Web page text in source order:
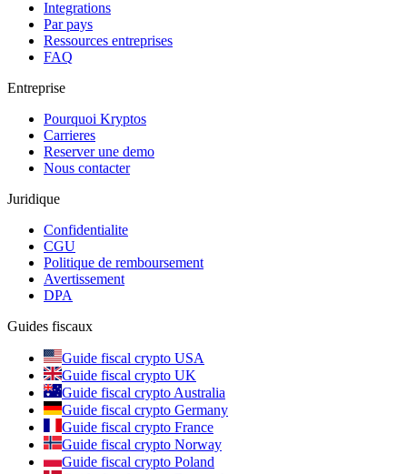
Integrations
Par pays
Ressources entreprises
FAQ
Entreprise
Pourquoi Kryptos
Carrieres
Reserver une demo
Nous contacter
Juridique
Confidentialite
CGU
Politique de remboursement
Avertissement
DPA
Guides fiscaux
Guide fiscal crypto USA
Guide fiscal crypto UK
Guide fiscal crypto Australia
Guide fiscal crypto Germany
Guide fiscal crypto France
Guide fiscal crypto Norway
Guide fiscal crypto Poland